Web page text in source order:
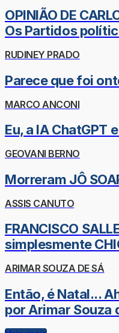
OPINIÃO DE
Os Partidos
RUDINEY PRADO
Parece que foi
MARCO ANCONI
Eu, a IA ChatGPT
GEOVANI BERNO
Morreram JÔ
ASSIS CANUTO
FRANCISCO
simplesmente
ARIMAR SOUZA DE SÁ
Então, é Natal...
por Arimar Souza